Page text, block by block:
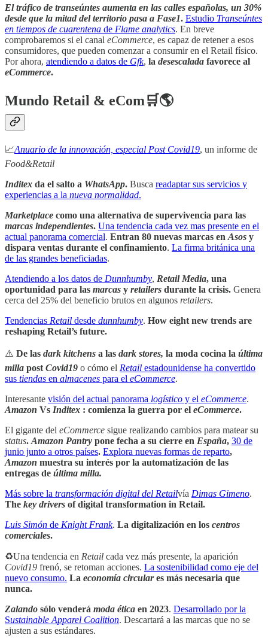
El tráfico de transeúntes aumenta en las calles españolas, un 30%
desde que la mitad del territorio pasa a Fase1. Estudio Transeúntes
en tiempos de cuarentena de Flame analytics. En breve
comprobaremos si el canal eCommerce, es capaz de retener a esos
consumidores, que pueden comenzar a consumir en el Retail físico.
Por ahora, atendiendo a datos de Gfk, la desescalada favorece al
eCommerce.
Mundo Retail & eCom🛒🌎
📈Anuario de la innovación, especial Post Covid19, un informe de
Food&Retail
Inditex da el salto a WhatsApp. Busca readaptar sus servicios y
experiencias a la nueva normalidad.
Marketplace como una alternativa de supervivencia para las
marcas independientes. Una tendencia cada vez mas presente en el
actual panorama comercial. Entran 80 nuevas marcas en Asos y
dispara ventas durante el confinamiento. La firma británica una
de las grandes beneficiadas.
Atendiendo a los datos de Dunnhumby, Retail Media, una
oportunidad para las marcas y retailers durante la crisis. Genera
cerca del 25% del beneficio brutos en algunos retailers.
Tendencias Retail desde dunnhumby. How eight new trends are
reshaping Retail’s future.
⚠️ De las dark kitchens a las dark stores, la moda cocina la última
milla post Covid19 o cómo el Retail estadounidense ha convertido
sus tiendas en almacenes para el eCommerce.
Interesante visión del actual panorama logístico y el eCommerce.
Amazon Vs Inditex : comienza la guerra por el eCommerce.
El gigante del eCommerce sigue realizando cambios para matear su
status. Amazon Pantry pone fecha a su cierre en España, 30 de
junio junto a otros países. Explora nuevas formas de reparto,
Amazon muestra su interés por la automatización de las
entregas de última milla.
Más sobre la transformación digital del Retailvía Dimas Gimeno.
The key drivers of digital transformation in Retail.
Luis Simón de Knight Frank. La digitalización en los centros
comerciales.
♻️Una tendencia en Retail cada vez más presente, la aparición
Covid19 frenó, se retoman acciones. La sostenibilidad como eje del
nuevo consumo. La economía circulares más necesaria que
nunca.
Zalando sólo venderá moda ética en 2023. Desarrollado por la
Sustainable Apparel Coalition. Descartará a las marcas que no se
ajusten a sus estándares.